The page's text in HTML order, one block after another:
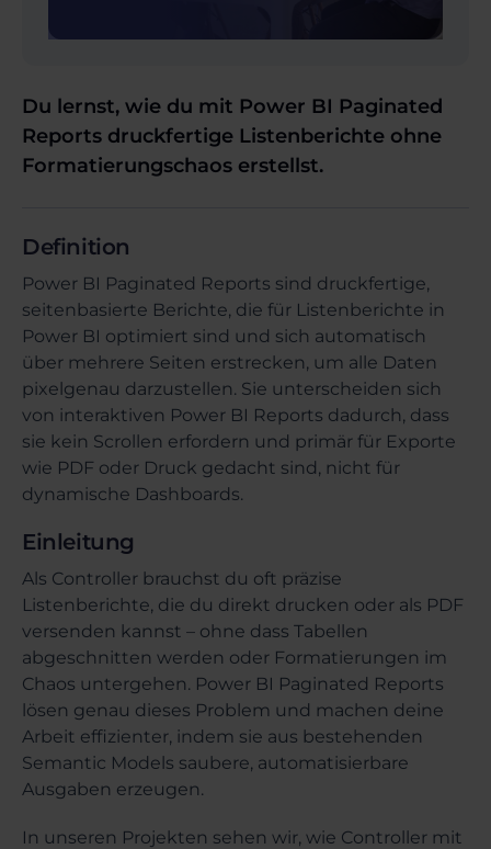
Du lernst, wie du mit Power BI Paginated
Reports druckfertige Listenberichte ohne
Formatierungschaos erstellst.
Definition
Power BI Paginated Reports sind druckfertige,
seitenbasierte Berichte, die für Listenberichte in
Power BI optimiert sind und sich automatisch
über mehrere Seiten erstrecken, um alle Daten
pixelgenau darzustellen. Sie unterscheiden sich
von interaktiven Power BI Reports dadurch, dass
sie kein Scrollen erfordern und primär für Exporte
wie PDF oder Druck gedacht sind, nicht für
dynamische Dashboards.
Einleitung
Als Controller brauchst du oft präzise
Listenberichte, die du direkt drucken oder als PDF
versenden kannst – ohne dass Tabellen
abgeschnitten werden oder Formatierungen im
Chaos untergehen. Power BI Paginated Reports
lösen genau dieses Problem und machen deine
Arbeit effizienter, indem sie aus bestehenden
Semantic Models saubere, automatisierbare
Ausgaben erzeugen.
In unseren Projekten sehen wir, wie Controller mit